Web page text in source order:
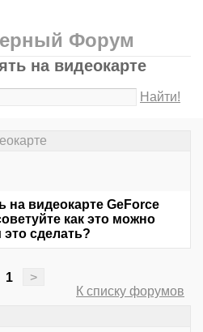
Форум
на видеокарте
Найти!
на видеокарте GeForce
как это можно
сделать?
1
>
К списку форумов